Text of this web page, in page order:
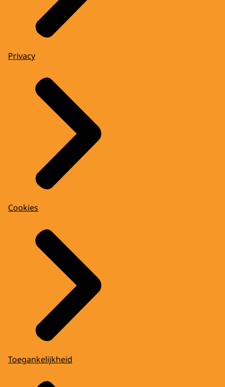
Privacy
Cookies
Toegankelijkheid